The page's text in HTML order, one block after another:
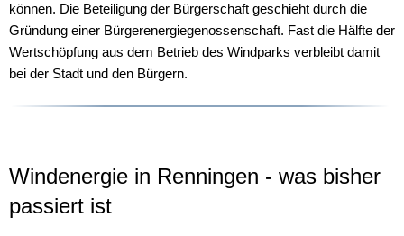
können. Die Beteiligung der Bürgerschaft geschieht durch die
Gründung einer Bürgerenergiegenossenschaft. Fast die Hälfte der
Wertschöpfung aus dem Betrieb des Windparks verbleibt damit
bei der Stadt und den Bürgern.
Windenergie in Renningen - was bisher
passiert ist